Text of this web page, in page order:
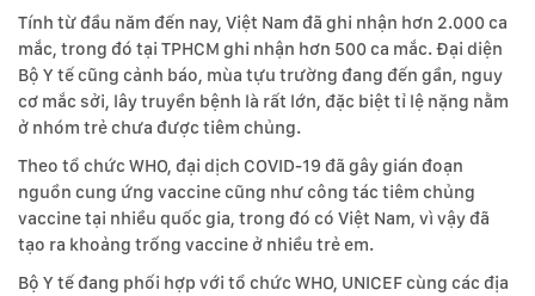
Tính từ đầu năm đến nay, Việt Nam đã ghi nhận hơn 2.000 ca
mắc, trong đó tại TPHCM ghi nhận hơn 500 ca mắc. Đại diện
Bộ Y tế cũng cảnh báo, mùa tựu trường đang đến gần, nguy
cơ mắc sởi, lây truyền bệnh là rất lớn, đặc biệt tỉ lệ nặng nằm
ở nhóm trẻ chưa được tiêm chủng.
Theo tổ chức WHO, đại dịch COVID-19 đã gây gián đoạn
nguồn cung ứng vaccine cũng như công tác tiêm chủng
vaccine tại nhiều quốc gia, trong đó có Việt Nam, vì vậy đã
tạo ra khoảng trống vaccine ở nhiều trẻ em.
Bộ Y tế đang phối hợp với tổ chức WHO, UNICEF cùng các địa